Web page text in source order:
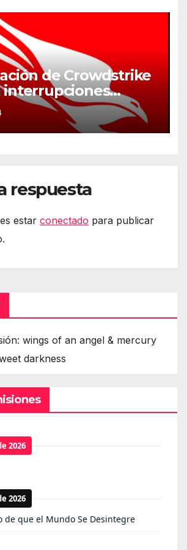
de Crowdstrike
interrupciones
en servicios críticos
respuesta
estar conectado para publicar
wings of an angel & mercury
darkness